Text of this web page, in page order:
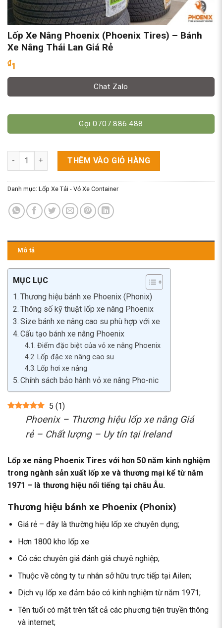
Lốp Xe Nâng Phoenix (Phoenix Tires) – Bánh
Xe Nâng Thái Lan Giá Rẻ
₫1
Chat Zalo
Gọi 0707.886.488
Lốp Xe Nâng Phoenix (Phoenix Tires) - Bánh Xe Nâng Thái
THÊM VÀO GIỎ HÀNG
Danh mục: Lốp Xe Tải - Vỏ Xe Container
Mô tả
MỤC LỤC
Thương hiệu bánh xe Phoenix (Phonix)
Thông số kỹ thuật lốp xe nâng Phoenix
Size bánh xe nâng cao su phù hợp với xe
Cấu tạo bánh xe nâng Phoenix
Điểm đặc biệt của vỏ xe nâng Phoenix
Lốp đặc xe nâng cao su
Lốp hơi xe nâng
Chính sách bảo hành vỏ xe nâng Pho-nic
5 (1)
Phoenix – Thương hiệu lốp xe nâng Giá
rẻ – Chất lượng – Uy tín tại Ireland
Lốp xe nâng Phoenix Tires với hơn 50 năm kinh nghiệm
trong ngành sản xuất lốp xe và thương mại kể từ năm
1971 – là thương hiệu nổi tiếng tại châu Âu.
Thương hiệu bánh xe Phoenix (Phonix)
Giá rẻ – đây là thường hiệu lốp xe chuyên dụng;
Hơn 1800 kho lốp xe
Có các chuyên giá đánh giá chuyê nghiệp;
Thuộc về công ty tư nhân sở hữu trực tiếp tại Ailen;
Dịch vụ lốp xe đảm bảo có kinh nghiệm từ năm 1971;
Tên tuổi có mặt trên tất cả các phương tiện truyền thông
và internet;